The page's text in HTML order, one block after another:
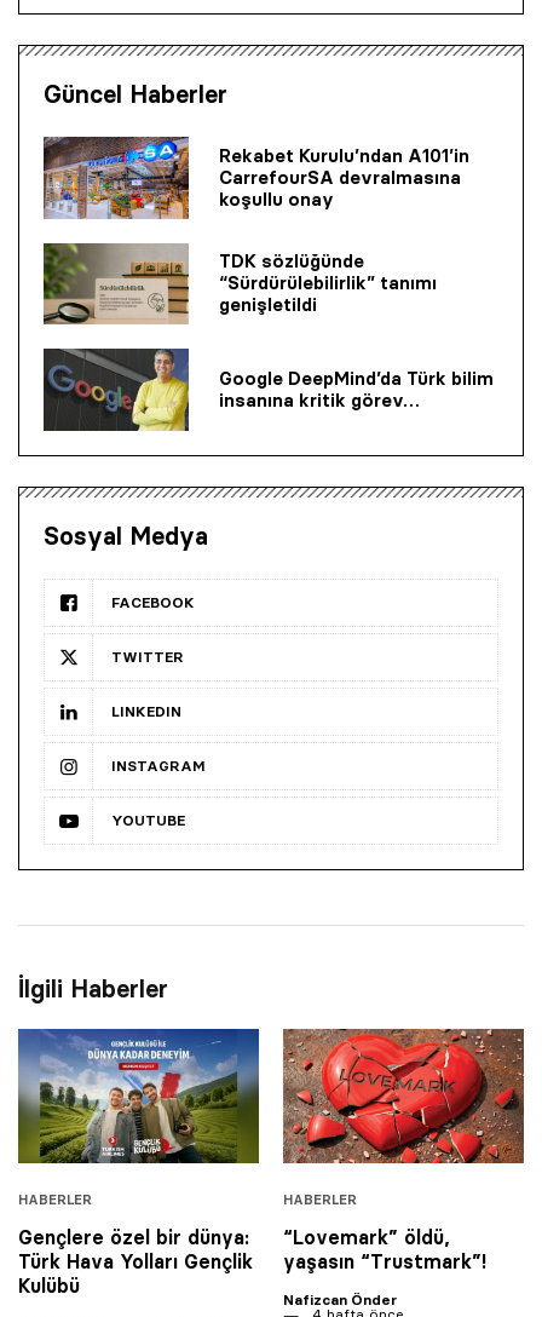
Güncel Haberler
Rekabet Kurulu’ndan A101’in
CarrefourSA devralmasına
koşullu onay
TDK sözlüğünde
“Sürdürülebilirlik” tanımı
genişletildi
Google DeepMind’da Türk bilim
insanına kritik görev…
Sosyal Medya
FACEBOOK
TWITTER
LINKEDIN
INSTAGRAM
YOUTUBE
İlgili Haberler
HABERLER
Gençlere özel bir dünya:
Türk Hava Yolları Gençlik
Kulübü
HABERLER
“Lovemark” öldü,
yaşasın “Trustmark”!
Nafizcan Önder